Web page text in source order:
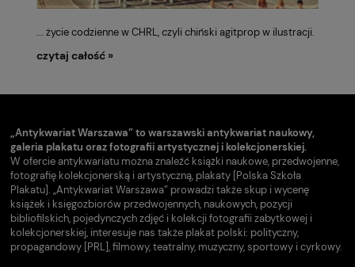
... życie codzienne w CHRL, czyli chiński agitprop w ilustracji.
czytaj całość »
„Antykwariat Warszawa” to warszawski antykwariat naukowy,
galeria plakatu oraz fotografii artystycznej i kolekcjonerskiej.
W ofercie antykwariatu można znaleźć książki naukowe, przedwojenne,
fotografię kolekcjonerską i artystyczną, plakaty [Polska Szkoła
Plakatu]. „Antykwariat Warszawa” prowadzi także skup i wycenę
książek i księgozbiorów przedwojennych, naukowych, pozycji
bibliofilskich, pojedynczych zdjęć i kolekcji fotografii zabytkowej i
kolekcjonerskiej, interesuje nas także plakat polski: polityczny,
propagandowy [PRL], filmowy, teatralny, muzyczny, sportowy i cyrkowy.